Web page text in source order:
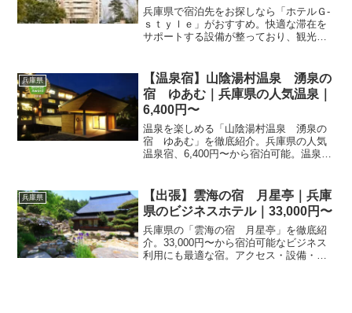
兵庫県で宿泊先をお探しなら「ホテルＧ‐
ｓｔｙｌｅ」がおすすめ。快適な滞在を
サポートする設備が整っており、観光の
ただけます。
兵庫県
【温泉宿】山陰湯村温泉 湧泉の
宿 ゆあむ｜兵庫県の人気温泉｜
6,400円〜
温泉を楽しめる「山陰湯村温泉 湧泉の
宿 ゆあむ」を徹底紹介。兵庫県の人気
温泉宿、6,400円〜から宿泊可能。温泉の
兵庫県
【出張】雲海の宿 月星亭｜兵庫
県のビジネスホテル｜33,000円〜
兵庫県の「雲海の宿 月星亭」を徹底紹
介。33,000円〜から宿泊可能なビジネス
利用にも最適な宿。アクセス・設備・レ